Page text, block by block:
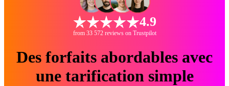
4.9
from 33 572 reviews on Trustpilot
Des forfaits abordables avec
une tarification simple